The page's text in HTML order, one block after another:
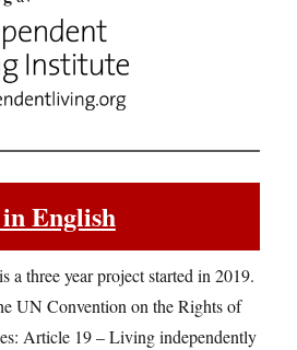
English
a three year project started in 2019.
UN Convention on the Rights of
Article 19 – Living independently